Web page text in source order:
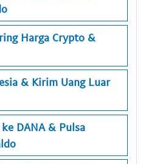
Harga Crypto &
& Kirim Uang Luar
DANA & Pulsa